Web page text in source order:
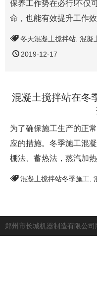
保养工作势在必行!不仅
命，也能有效提升工作效
冬天混凝土搅拌站 混凝
2019-12-17
混凝土搅拌站在冬
为了确保施工生产的正
应的措施。冬季施工混
棚法、蓄热法，蒸汽加
混凝土搅拌站冬季施工
郑州市长城机器制造有限公司